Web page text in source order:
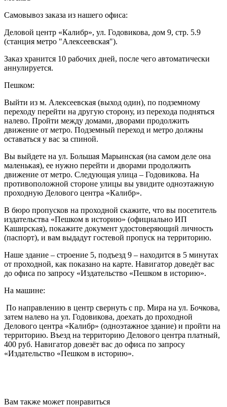
Самовывоз заказа из нашего офиса:
Деловой центр «Калибр», ул. Годовикова, дом 9, стр. 5.9
(станция метро "Алексеевская").
Заказ хранится 10 рабочих дней, после чего автоматически
аннулируется.
Пешком:
Выйти из м. Алексеевская (выход один), по подземному
переходу перейти на другую сторону, из перехода подняться
налево. Пройти между домами, дворами продолжить
движение от метро. Подземный переход и метро должны
оставаться у вас за спиной.
Вы выйдете на ул. Большая Марьинская (на самом деле она
маленькая), ее нужно перейти и дворами продолжить
движение от метро. Следующая улица – Годовикова. На
противоположной стороне улицы вы увидите одноэтажную
проходную Делового центра «Калибр».
В бюро пропусков на проходной скажите, что вы посетитель
издательства «Пешком в историю» (официально ИП
Каширская), покажите документ удостоверяющий личность
(паспорт), и вам выдадут гостевой пропуск на территорию.
Наше здание – строение 5, подъезд 9 – находится в 5 минутах
от проходной, как показано на карте. Навигатор доведёт вас
до офиса по запросу «Издательство «Пешком в историю».
На машине:
По направлению в центр свернуть с пр. Мира на ул. Бочкова,
затем налево на ул. Годовикова, доехать до проходной
Делового центра «Калибр» (одноэтажное здание) и пройти на
территорию. Въезд на территорию Делового центра платный,
400 руб. Навигатор довезёт вас до офиса по запросу
«Издательство «Пешком в историю».
Вам также может понравиться